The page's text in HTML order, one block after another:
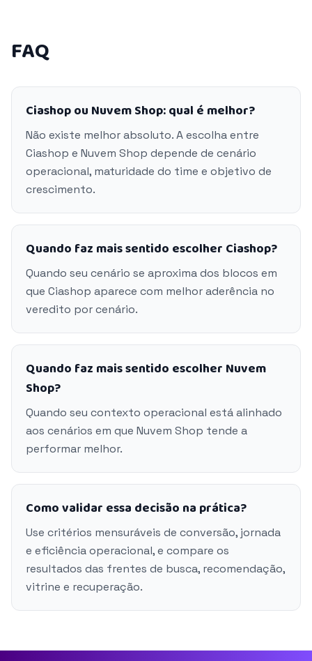
FAQ
Ciashop ou Nuvem Shop: qual é melhor?
Não existe melhor absoluto. A escolha entre
Ciashop e Nuvem Shop depende de cenário
operacional, maturidade do time e objetivo de
crescimento.
Quando faz mais sentido escolher Ciashop?
Quando seu cenário se aproxima dos blocos em
que Ciashop aparece com melhor aderência no
veredito por cenário.
Quando faz mais sentido escolher Nuvem
Shop?
Quando seu contexto operacional está alinhado
aos cenários em que Nuvem Shop tende a
performar melhor.
Como validar essa decisão na prática?
Use critérios mensuráveis de conversão, jornada
e eficiência operacional, e compare os
resultados das frentes de busca, recomendação,
vitrine e recuperação.